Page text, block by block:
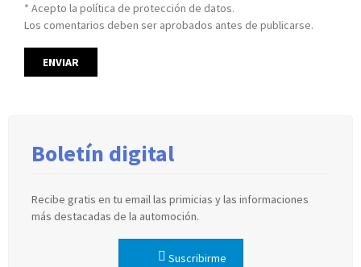
* Acepto la política de protección de datos.
Los comentarios deben ser aprobados antes de publicarse.
Boletín digital
Recibe gratis en tu email las primicias y las informaciones
más destacadas de la automoción.
Suscribirme